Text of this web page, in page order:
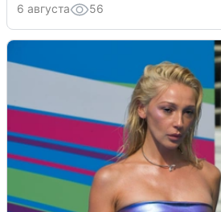
6 августа 56